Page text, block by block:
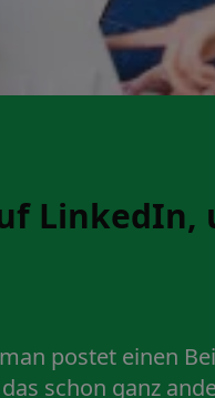
postet einen
schon ganz